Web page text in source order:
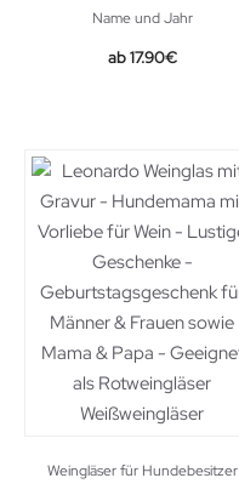
Name und Jahr
17.90€
Weingläser für Hundebesitzer